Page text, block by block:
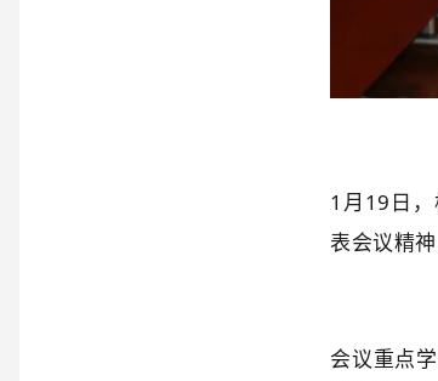
1 月 19 日
表会议精
会议重点